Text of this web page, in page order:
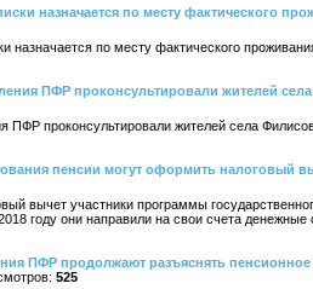
назначается по месту фактического
назначается по месту фактического
ПФР проконсультировали жителей
ПФР проконсультировали жителей села
пенсии могут оформить налоговый
вычет участники программы
году они направили на свои счета
ПФР продолжают разъяснять пенсионное
525